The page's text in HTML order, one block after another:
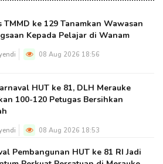
TMMD ke 129 Tanamkan Wawasan
Kepada Pelajar di Wanam
08 Aug 2026 18:56
HUT ke 81, DLH Merauke
100-120 Petugas Bersihkan
08 Aug 2026 18:53
Pembangunan HUT ke 81 RI Jadi